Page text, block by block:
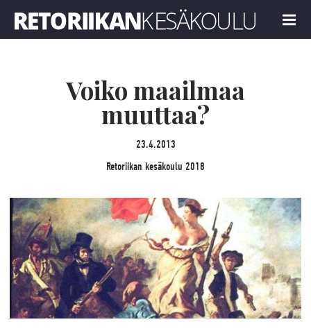
MENU
Voiko maailmaa
muuttaa?
23.4.2013
Retoriikan kesäkoulu 2018